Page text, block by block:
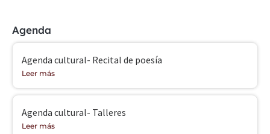
Agenda
Agenda cultural- Recital de poesía
Leer más
Agenda cultural- Talleres
Leer más